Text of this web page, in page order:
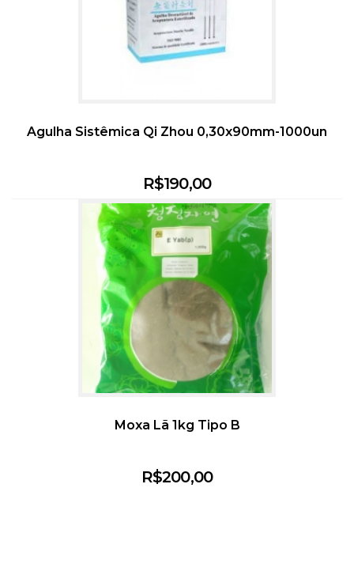
Agulha Sistêmica Qi Zhou 0,30x90mm-1000un
R$190,00
Moxa Lã 1kg Tipo B
R$200,00